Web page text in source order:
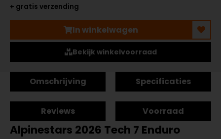
+ gratis verzending
In winkelwagen
Bekijk winkelvoorraad
Omschrijving Specificaties
Reviews Voorraad
Alpinestars 2026 Tech 7 Enduro